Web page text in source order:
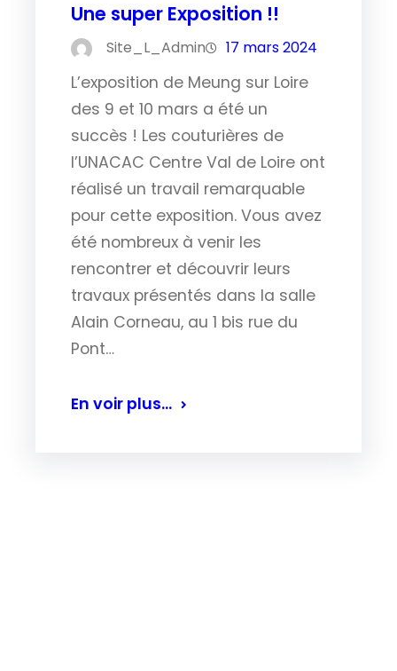
Une super Exposition !!
Site_L_Admin 17 mars 2024
L’exposition de Meung sur Loire
des 9 et 10 mars a été un
succès ! Les couturières de
l’UNACAC Centre Val de Loire ont
réalisé un travail remarquable
pour cette exposition. Vous avez
été nombreux à venir les
rencontrer et découvrir leurs
travaux présentés dans la salle
Alain Corneau, au 1 bis rue du
Pont…
En voir plus…